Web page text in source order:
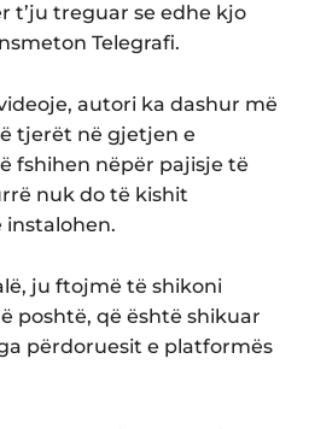
t’ju treguar se edhe kjo
Telegrafi.
autori ka dashur më
tjerët në gjetjen e
fshihen nëpër pajisje të
nuk do të kishit
ju ftojmë të shikoni
poshtë, që është shikuar
përdoruesit e platformës